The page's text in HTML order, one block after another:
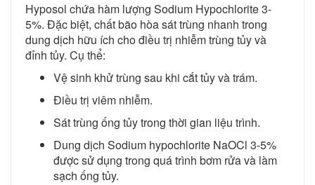
Hyposol chứa hàm lượng Sodium Hypochlorite 3-
5%. Đặc biệt, chất bão hòa sát trùng nhanh trong
dung dịch hữu ích cho điều trị nhiễm trùng tủy và
đỉnh tủy. Cụ thể:
Vệ sinh khử trùng sau khi cắt tủy và trám.
Điều trị viêm nhiễm.
Sát trùng ống tủy trong thời gian liệu trình.
Dung dịch Sodium hypochlorite NaOCl 3-5%
được sử dụng trong quá trình bơm rửa và làm
sạch ống tủy.